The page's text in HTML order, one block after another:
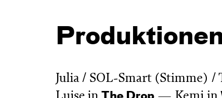
Julia / SOL-Smart (Stimme)